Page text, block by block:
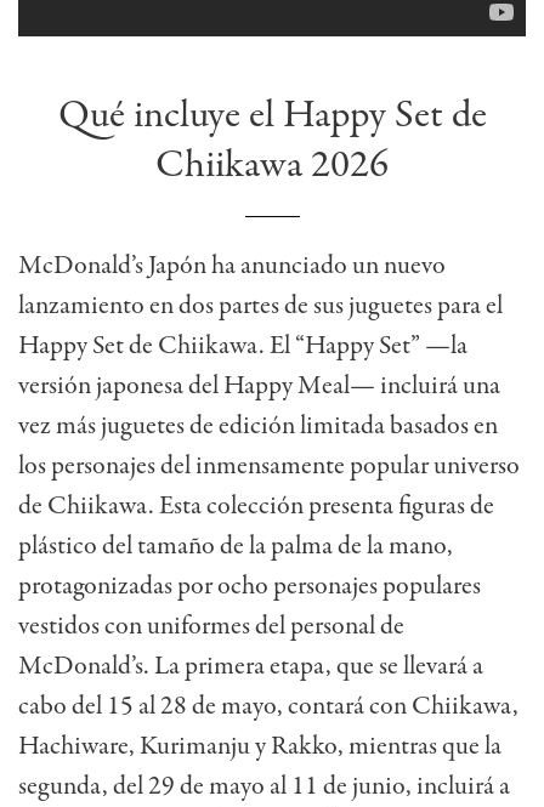
Qué incluye el Happy Set de
Chiikawa 2026
McDonald’s Japón ha anunciado un nuevo
lanzamiento en dos partes de sus juguetes para el
Happy Set de Chiikawa. El “Happy Set” —la
versión japonesa del Happy Meal— incluirá una
vez más juguetes de edición limitada basados en
los personajes del inmensamente popular universo
de Chiikawa. Esta colección presenta figuras de
plástico del tamaño de la palma de la mano,
protagonizadas por ocho personajes populares
vestidos con uniformes del personal de
McDonald’s. La primera etapa, que se llevará a
cabo del 15 al 28 de mayo, contará con Chiikawa,
Hachiware, Kurimanju y Rakko, mientras que la
segunda, del 29 de mayo al 11 de junio, incluirá a